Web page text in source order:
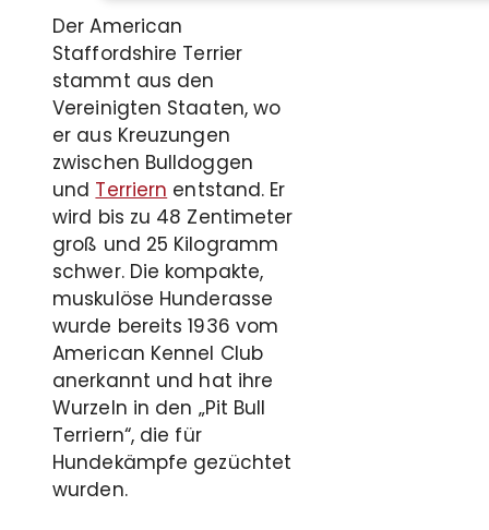
Der American
Staffordshire Terrier
stammt aus den
Vereinigten Staaten, wo
er aus Kreuzungen
zwischen Bulldoggen
und Terriern entstand. Er
wird bis zu 48 Zentimeter
groß und 25 Kilogramm
schwer. Die kompakte,
muskulöse Hunderasse
wurde bereits 1936 vom
American Kennel Club
anerkannt und hat ihre
Wurzeln in den „Pit Bull
Terriern“, die für
Hundekämpfe gezüchtet
wurden.